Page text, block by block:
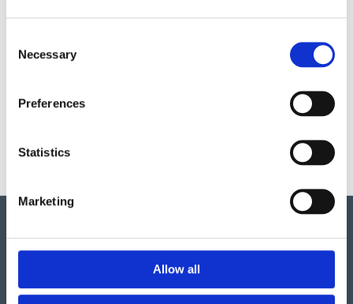
Selection
Necessary
Preferences
Statistics
Marketing
Allow all
DWG, produktblad, teknisk information, bilder etc.
Vi har så mycket vi skulle vilja berätta om detta både